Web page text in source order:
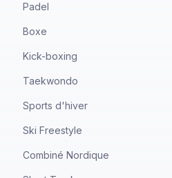
Padel
Boxe
Kick-boxing
Taekwondo
Sports d'hiver
Ski Freestyle
Combiné Nordique